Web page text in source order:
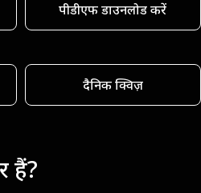
पीडीएफ डाउनलोड करें
दैनिक क्विज़
हैं?